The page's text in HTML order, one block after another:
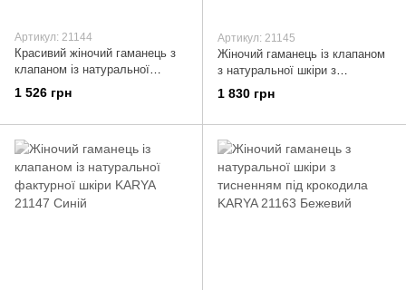
Артикул: 21144
Красивий жіночий гаманець з
клапаном із натуральної
KARYA 21144 Синій
1 526 грн
Артикул: 21145
Жіночий гаманець із клапаном
з натуральної шкіри з
тисненням під крокодила
KARYA 21145 Жовтий
1 830 грн